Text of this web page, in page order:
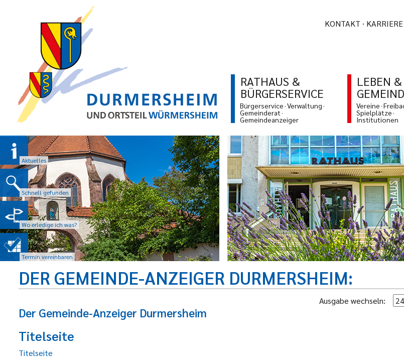
KONTAKT KARRIERE
RATHAUS &
BÜRGERSERVICE
Bürgerservice Verwaltung
Gemeinderat
Gemeindeanzeiger
LEBEN &
Vereine
Spielplätze
Institutionen
Aktuelles
Schnell gefunden
Wo erledige ich was?
Termin vereinbaren
DER GEMEINDE-ANZEIGER DURMERSHEIM
Ausgabe wechseln:
Der Gemeinde-Anzeiger Durmersheim
Titelseite
Titelseite